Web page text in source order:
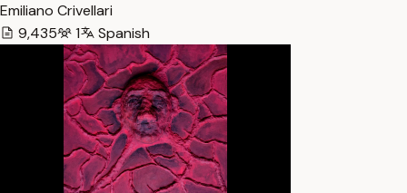
Emiliano Crivellari
9,435
1 Spanish